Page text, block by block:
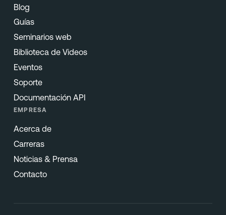
Blog
Guías
Seminarios web
Biblioteca de Videos
Eventos
Soporte
Documentación API
EMPRESA
Acerca de
Carreras
Noticias & Prensa
Contacto